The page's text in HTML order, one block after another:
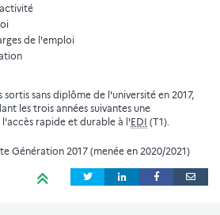
de l'emploi
sortis sans diplôme de l'université en 2017,
les trois années suivantes une
rapide et durable à l'EDI (T1).
Génération 2017 (menée en 2020/2021)